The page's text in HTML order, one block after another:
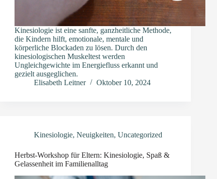
Kinesiologie ist eine sanfte, ganzheitliche Methode,
die Kindern hilft, emotionale, mentale und
körperliche Blockaden zu lösen. Durch den
kinesiologischen Muskeltest werden
Ungleichgewichte im Energiefluss erkannt und
gezielt ausgeglichen.
Elisabeth Leitner
Oktober 10, 2024
Kinesiologie, Neuigkeiten, Uncategorized
Herbst-Workshop für Eltern: Kinesiologie, Spaß &
Gelassenheit im Familienalltag